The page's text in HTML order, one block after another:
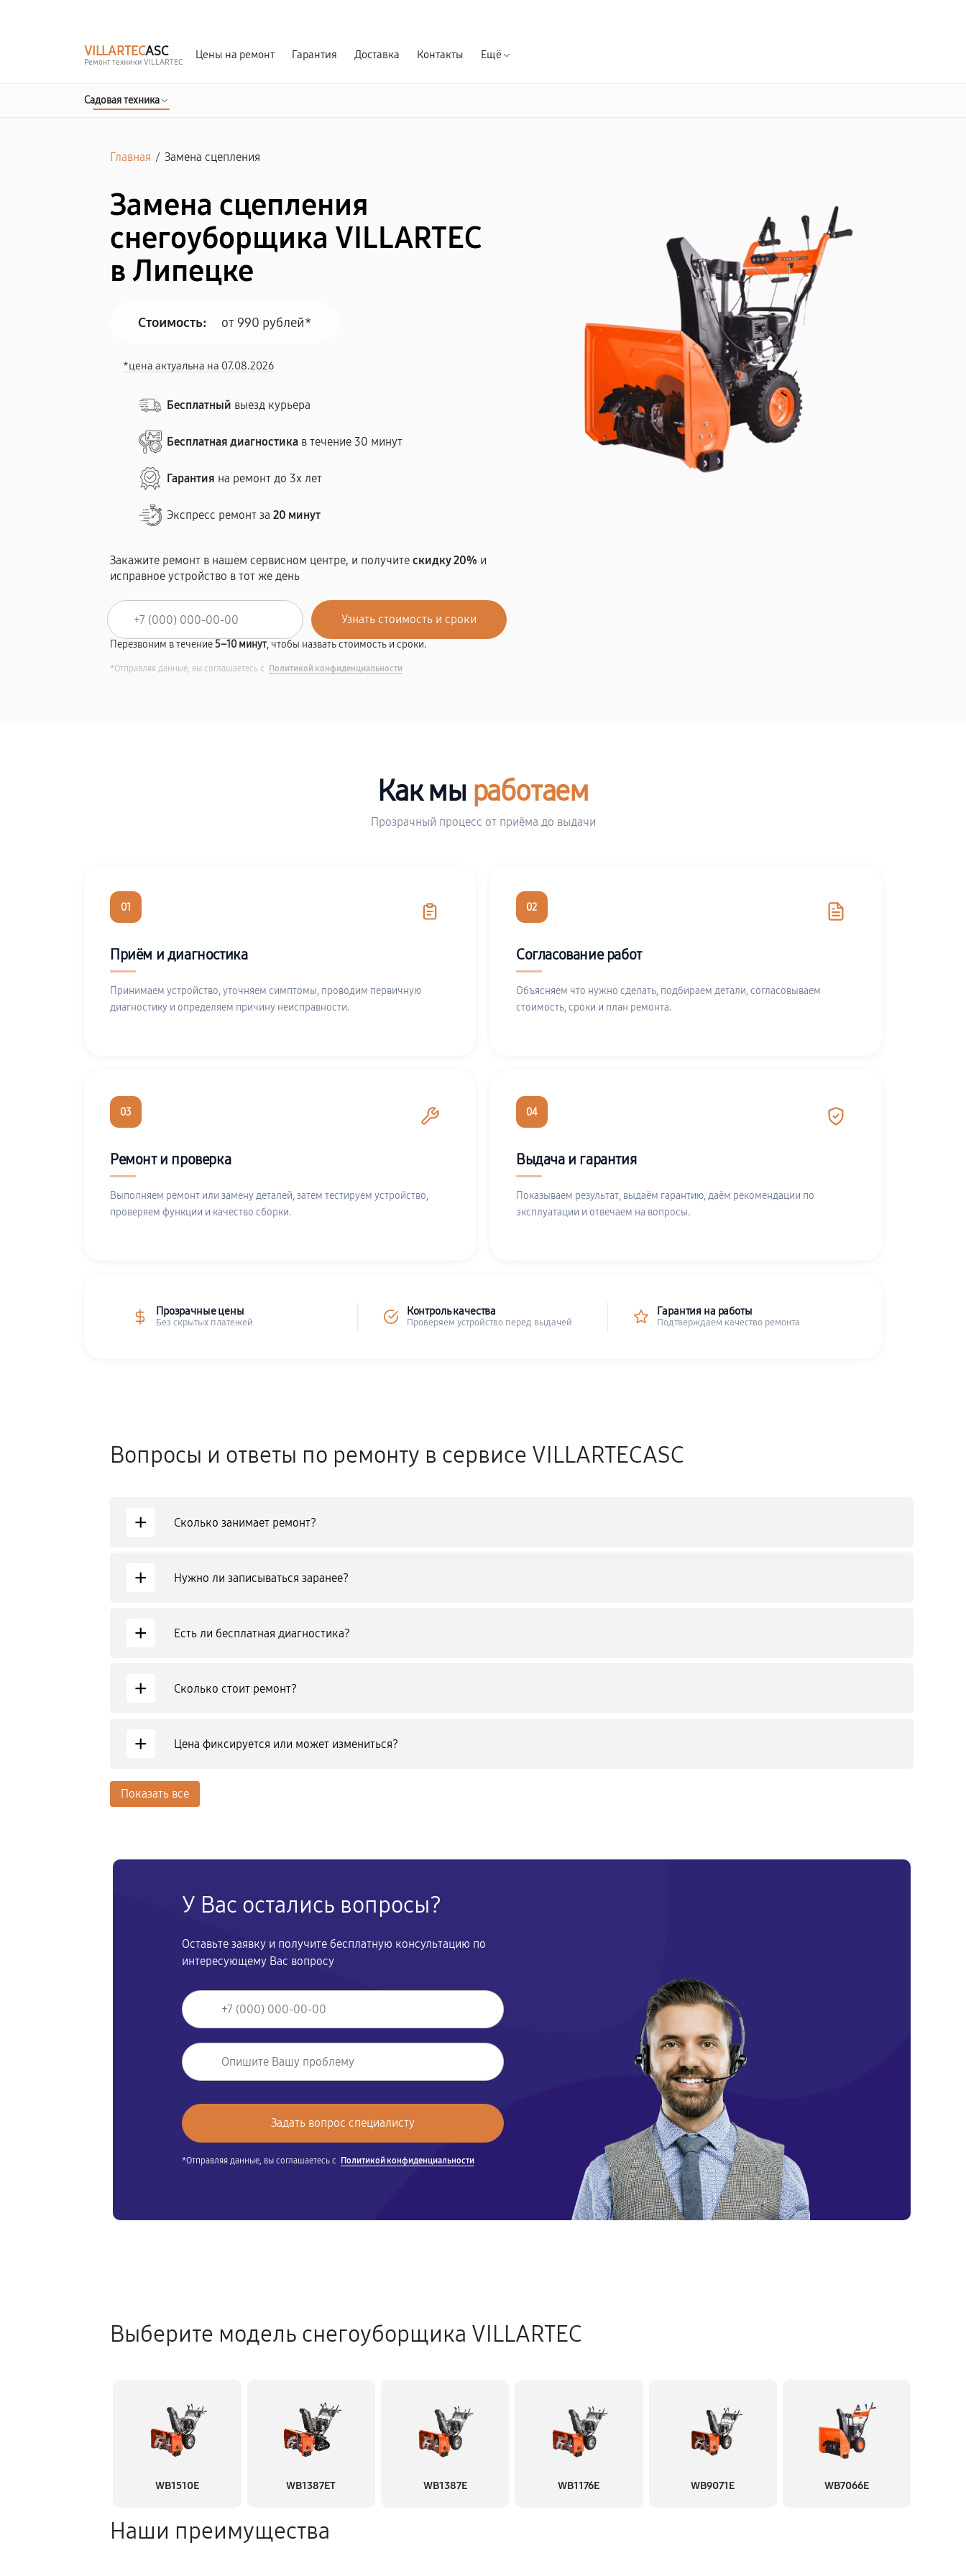
VILLARTECASC
Ремонт техники VILLARTEC
Цены на ремонт Гарантия Доставка Контакты Ещё
Садовая техника
Главная / Замена сцепления
Замена сцепления
снегоуборщика VILLARTEC
в Липецке
Стоимость: от 990 рублей*
*цена актуальна на 07.08.2026
Бесплатный выезд курьера
Бесплатная диагностика в течение 30 минут
Гарантия на ремонт до 3х лет
Экспресс ремонт за20 минут
Закажите ремонт в нашем сервисном центре, и получитескидку 20% и
исправное устройство в тот же день
Перезвоним в течение5–10 минут, чтобы назвать стоимость и сроки.
*Отправляя данные, вы соглашаетесь с Политикой конфиденциальности
Как мы работаем
Прозрачный процесс от приёма до выдачи
01
Приём и диагностика
Принимаем устройство, уточняем симптомы, проводим первичную
диагностику и определяем причину неисправности.
02
Согласование работ
Объясняем что нужно сделать, подбираем детали, согласовываем
стоимость, сроки и план ремонта.
03
Ремонт и проверка
Выполняем ремонт или замену деталей, затем тестируем устройство,
проверяем функции и качество сборки.
04
Выдача и гарантия
Показываем результат, выдаём гарантию, даём рекомендации по
эксплуатации и отвечаем на вопросы.
Прозрачные цены
Без скрытых платежей
Контроль качества
Проверяем устройство перед выдачей
Гарантия на работы
Подтверждаем качество ремонта
Вопросы и ответы по ремонту в сервисе VILLARTECASC
+ Сколько занимает ремонт?
+ Нужно ли записываться заранее?
+ Есть ли бесплатная диагностика?
+ Сколько стоит ремонт?
+ Цена фиксируется или может измениться?
Показать все
У Вас остались вопросы?
Оставьте заявку и получите бесплатную консультацию по
интересующему Вас вопросу
*Отправляя данные, вы соглашаетесь с Политикой конфиденциальности
Выберите модель снегоуборщика VILLARTEC
WB1510E WB1387ET WB1387E WB1176E WB9071E WB7066E
Наши преимущества